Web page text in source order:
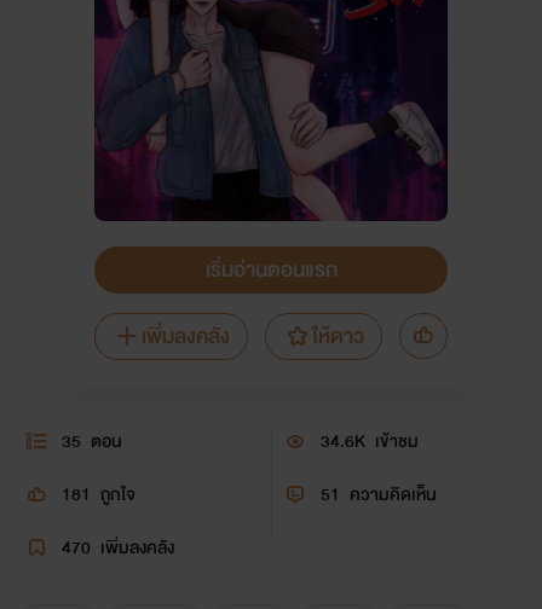
เริ่มอ่านตอนแรก
เพิ่มลงคลัง
ให้ดาว
35 ตอน 34.6K เข้าชม
181 ถูกใจ 51 ความคิดเห็น
470 เพิ่มลงคลัง